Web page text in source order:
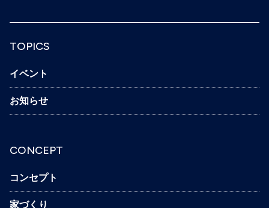
TOPICS
イベント
お知らせ
CONCEPT
コンセプト
家づくり